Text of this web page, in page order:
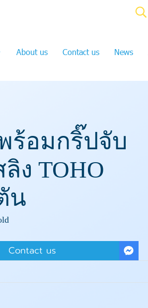
About us Contact us News
ร้อมกริ๊ปจับ
ง TOHO
น
Contact us